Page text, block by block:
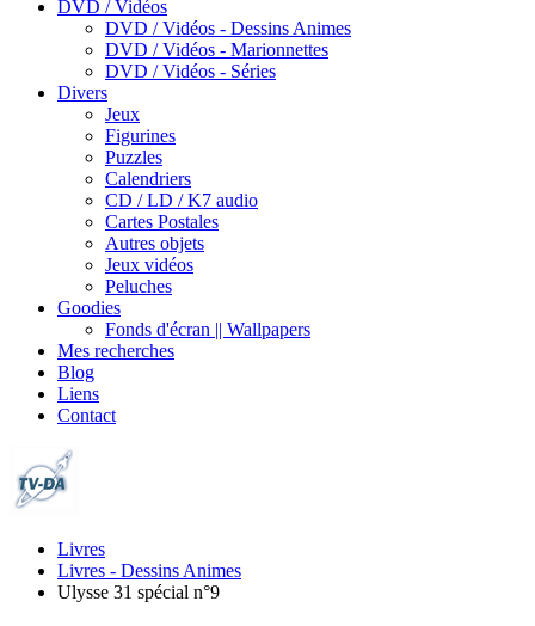
DVD / Vidéos
DVD / Vidéos - Dessins Animes
DVD / Vidéos - Marionnettes
DVD / Vidéos - Séries
Divers
Jeux
Figurines
Puzzles
Calendriers
CD / LD / K7 audio
Cartes Postales
Autres objets
Jeux vidéos
Peluches
Goodies
Fonds d'écran || Wallpapers
Mes recherches
Blog
Liens
Contact
Livres
Livres - Dessins Animes
Ulysse 31 spécial n°9